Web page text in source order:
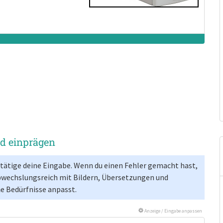
einprägen
deine Eingabe. Wenn du einen Fehler gemacht hast,
mit Bildern, Übersetzungen und
Bedürfnisse anpasst.
Anzeige / Eingabe anpassen